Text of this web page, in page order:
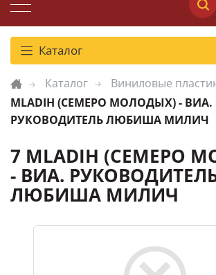
Каталог
Каталог Виниловые
MLADIH (СЕМЕРО МОЛОДЫХ) - ВИА.
РУКОВОДИТЕЛЬ ЛЮБИША МИЛИЧ
7 MLADIH (СЕМЕРО
- ВИА.
ЛЮБИША МИЛИЧ